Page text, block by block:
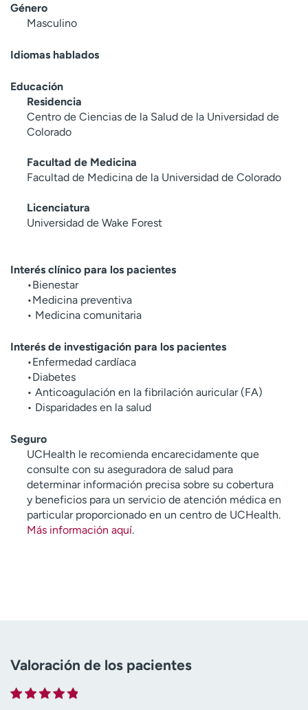
Género
Masculino
Idiomas hablados
Educación
Residencia
Centro de Ciencias de la Salud de la Universidad de
Colorado
Facultad de Medicina
Facultad de Medicina de la Universidad de Colorado
Licenciatura
Universidad de Wake Forest
Interés clínico para los pacientes
•Bienestar
•Medicina preventiva
• Medicina comunitaria
Interés de investigación para los pacientes
•Enfermedad cardíaca
•Diabetes
• Anticoagulación en la fibrilación auricular (FA)
• Disparidades en la salud
Seguro
UCHealth le recomienda encarecidamente que
consulte con su aseguradora de salud para
determinar información precisa sobre su cobertura
y beneficios para un servicio de atención médica en
particular proporcionado en un centro de UCHealth.
Más información aquí.
Valoración de los pacientes